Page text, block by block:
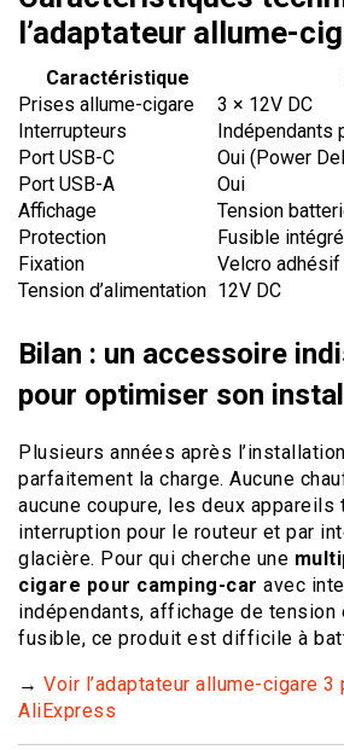
l’adaptateur allume-
Caractéristique
Prises allume-cigare
3 × 12V DC
Interrupteurs
Indépendants
Port USB-C
Oui (Power
Port USB-A
Oui
Affichage
Tension
Protection
Fusible intégré
Fixation
Velcro
Tension d’alimentation 12V DC
Bilan : un accessoire
pour optimiser son
Plusieurs années après
parfaitement la charge. Aucune
aucune coupure, les deux appareils
interruption pour le routeur et par
glacière. Pour qui cherche une
cigare pour camping-car avec
indépendants, affichage de tension
fusible, ce produit est difficile à
→ Voir l’adaptateur allume-cigare
AliExpress